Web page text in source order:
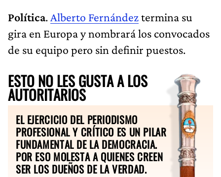
Política. Alberto Fernándeztermina su
gira en Europa y nombrará los convocados
de su equipo pero sin definir puestos.
ESTO NO LES GUSTA A LOS
AUTORITARIOS
EL EJERCICIO DEL PERIODISMO
PROFESIONAL Y CRÍTICO ES UN PILAR
FUNDAMENTAL DE LA DEMOCRACIA.
POR ESO MOLESTA A QUIENES CREEN
SER LOS DUEÑOS DE LA VERDAD.